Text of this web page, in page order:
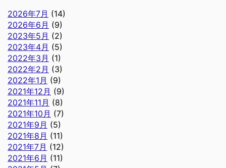
2026年7月 (14)
2026年6月 (9)
2023年5月 (2)
2023年4月 (5)
2022年3月 (1)
2022年2月 (3)
2022年1月 (9)
2021年12月 (9)
2021年11月 (8)
2021年10月 (7)
2021年9月 (5)
2021年8月 (11)
2021年7月 (12)
2021年6月 (11)